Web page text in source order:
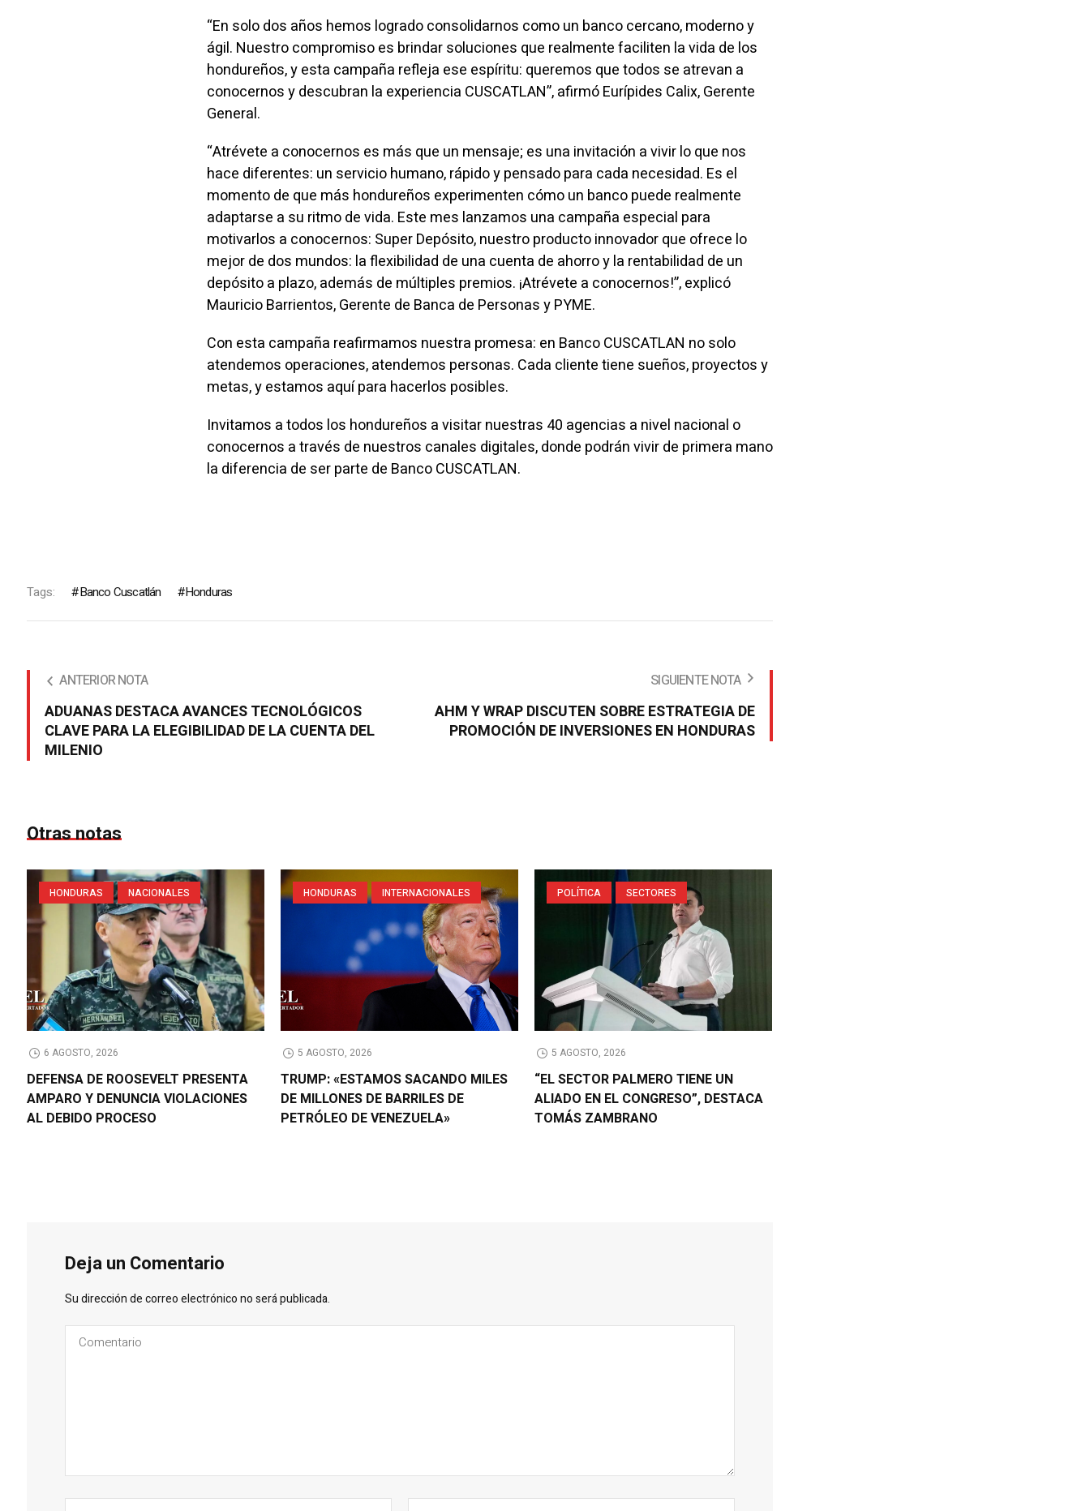
“En solo dos años hemos logrado consolidarnos como un banco cercano, moderno y
ágil. Nuestro compromiso es brindar soluciones que realmente faciliten la vida de los
hondureños, y esta campaña refleja ese espíritu: queremos que todos se atrevan a
conocernos y descubran la experiencia CUSCATLAN”, afirmó Eurípides Calix, Gerente
General.
“Atrévete a conocernos es más que un mensaje; es una invitación a vivir lo que nos
hace diferentes: un servicio humano, rápido y pensado para cada necesidad. Es el
momento de que más hondureños experimenten cómo un banco puede realmente
adaptarse a su ritmo de vida. Este mes lanzamos una campaña especial para
motivarlos a conocernos: Super Depósito, nuestro producto innovador que ofrece lo
mejor de dos mundos: la flexibilidad de una cuenta de ahorro y la rentabilidad de un
depósito a plazo, además de múltiples premios. ¡Atrévete a conocernos!”, explicó
Mauricio Barrientos, Gerente de Banca de Personas y PYME.
Con esta campaña reafirmamos nuestra promesa: en Banco CUSCATLAN no solo
atendemos operaciones, atendemos personas. Cada cliente tiene sueños, proyectos y
metas, y estamos aquí para hacerlos posibles.
Invitamos a todos los hondureños a visitar nuestras 40 agencias a nivel nacional o
conocernos a través de nuestros canales digitales, donde podrán vivir de primera mano
la diferencia de ser parte de Banco CUSCATLAN.
Tags: Banco Cuscatlán Honduras
ANTERIOR NOTA
ADUANAS DESTACA AVANCES TECNOLÓGICOS
CLAVE PARA LA ELEGIBILIDAD DE LA CUENTA DEL
MILENIO
SIGUIENTE NOTA
AHM Y WRAP DISCUTEN SOBRE ESTRATEGIA DE
PROMOCIÓN DE INVERSIONES EN HONDURAS
Otras notas
HONDURAS NACIONALES
6 AGOSTO, 2026
DEFENSA DE ROOSEVELT PRESENTA
AMPARO Y DENUNCIA VIOLACIONES
AL DEBIDO PROCESO
HONDURAS INTERNACIONALES
5 AGOSTO, 2026
TRUMP: «ESTAMOS SACANDO MILES
DE MILLONES DE BARRILES DE
PETRÓLEO DE VENEZUELA»
POLÍTICA SECTORES
5 AGOSTO, 2026
“EL SECTOR PALMERO TIENE UN
ALIADO EN EL CONGRESO”, DESTACA
TOMÁS ZAMBRANO
Deja un Comentario
Su dirección de correo electrónico no será publicada.